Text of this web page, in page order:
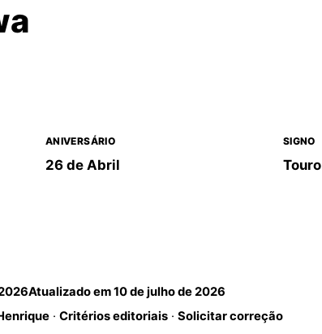
ANIVERSÁRIO
26 de Abril
SIGNO
Touro
Atualizado em10 de julho de 2026
· Critérios editoriais· Solicitar correção